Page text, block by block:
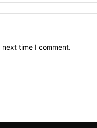
time I comment.